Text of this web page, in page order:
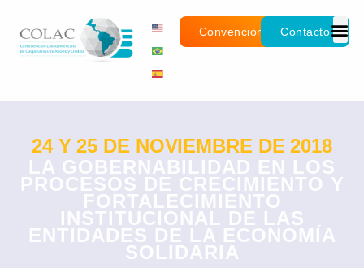
Convención Contacto
24 Y 25 DE NOVIEMBRE DE 2018
LA GOBERNABILIDAD EN LOS
PROCESOS DE CRECIMIENTO Y
FORTALECIMIENTO
INSTITUCIONAL DE LAS
ENTIDADES DE LA ECONOMÍA
SOLIDARIA